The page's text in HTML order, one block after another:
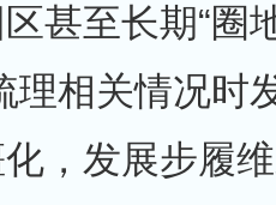
甚至长期“圈
理相关情况时
，发展步履